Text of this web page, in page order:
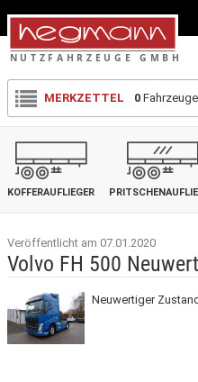
MERKZETTEL 0 Fahrzeuge
KOFFERAUFLIEGER
Veröffentlicht am 07.01.2020
Volvo FH 500
Neuwertiger